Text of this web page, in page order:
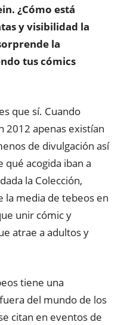
¿Cómo está
y visibilidad la
la
tus cómics
que sí. Cuando
2012 apenas existían
de divulgación así
qué acogida iban a
la Colección,
la media de tebeos en
unir cómic y
atrae a adultos y
tiene una
del mundo de los
citan en eventos de